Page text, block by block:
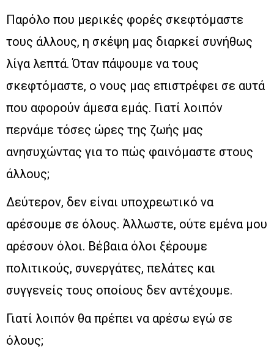
Παρόλο που μερικές φορές σκεφτόμαστε
τους άλλους, η σκέψη μας διαρκεί συνήθως
λίγα λεπτά. Όταν πάψουμε να τους
σκεφτόμαστε, ο νους μας επιστρέφει σε αυτά
που αφορούν άμεσα εμάς. Γιατί λοιπόν
περνάμε τόσες ώρες της ζωής μας
ανησυχώντας για το πώς φαινόμαστε στους
άλλους;
Δεύτερον, δεν είναι υποχρεωτικό να
αρέσουμε σε όλους. Άλλωστε, ούτε εμένα μου
αρέσουν όλοι. Βέβαια όλοι ξέρουμε
πολιτικούς, συνεργάτες, πελάτες και
συγγενείς τους οποίους δεν αντέχουμε.
Γιατί λοιπόν θα πρέπει να αρέσω εγώ σε
όλους;